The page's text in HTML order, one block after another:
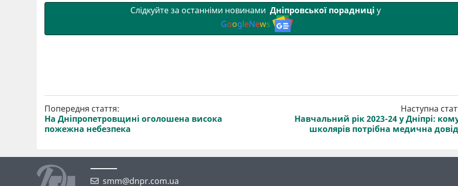
Слідкуйте за останніми новинами Дніпровської порадниці у
GoogleNews
Попередня стаття:
На Дніпропетровщині оголошена висока
пожежна небезпека
Наступна
Навчальний рік 2023-24 у Дніпрі:
школярів потрібна медична
smm@dnpr.com.ua